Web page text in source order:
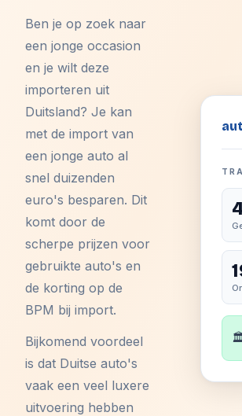
Ben je op zoek naar
een jonge occasion
en je wilt deze
importeren uit
Duitsland? Je kan
met de import van
een jonge auto al
snel duizenden
euro's besparen. Dit
komt door de
scherpe prijzen voor
gebruikte auto's en
de korting op de
BPM bij import.
Bijkomend voordeel
is dat Duitse auto's
vaak een veel luxere
uitvoering hebben